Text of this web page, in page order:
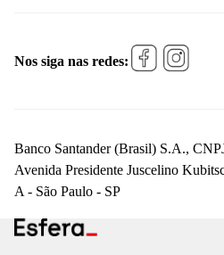
Nos siga nas redes:
Banco Santander (Brasil) S.A.,
Avenida Presidente Juscelino
A - São Paulo - SP